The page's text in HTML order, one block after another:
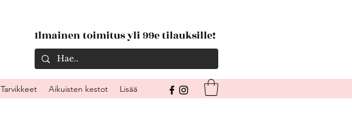
Ilmainen toimitus yli 99e tilauksille!
Tarvikkeet Aikuisten kestot Lisää